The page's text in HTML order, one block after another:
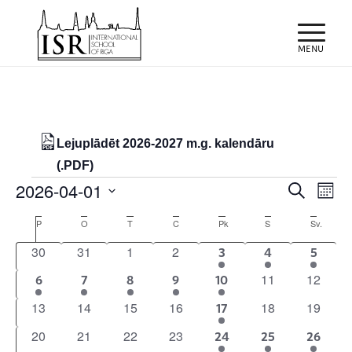
Lejuplādēt 2026-2027 m.g. kalendāru
(.PDF)
Notikumi
Search
and
Views
Meklēt
Month
2026-04-01
Select
Calendar
of
Notikumi
PPirmdiena O T CCeturtdienaPk PiektdienaS Sv.
0
30
0
31
0
1
0
notikumi
2
1
event
3
1
event
4
1
event
5
1
event
6
1
event
7
1
event
8
1
event
9
1
event
10
0
11
0
12
0
13
0
14
0
15
0
16
2
notikumi
17
0
18
0
19
0
20
0
21
0
22
0
23
124
125
1
26